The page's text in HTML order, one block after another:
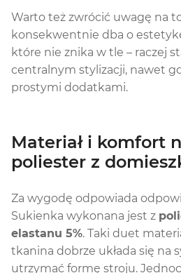
Warto też zwrócić uwagę na
konsekwentnie dba o
które nie znika w tle – raczej
centralnym stylizacji, nawet
prostymi dodatkami.
Materiał i komfort
poliester z
Za wygodę odpowiada
Sukienka wykonana jest z
elastanu 5%. Taki duet
tkanina dobrze układa się na
utrzymać formę stroju.